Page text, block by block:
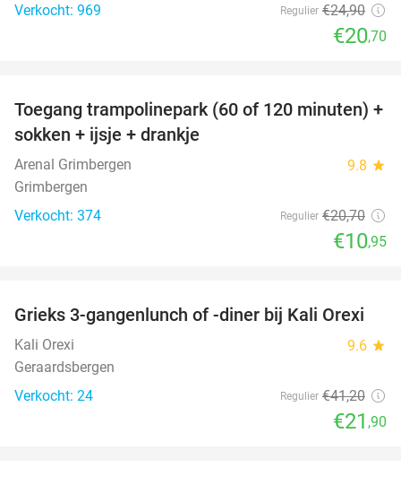
Verkocht: 969
Regulier €24,90
€20,70
47%
Toegang trampolinepark (60 of 120 minuten) +
sokken + ijsje + drankje
Arenal Grimbergen 9.8 star
Grimbergen
Verkocht: 374
Regulier €20,70
€10,95
47%
Grieks 3-gangenlunch of -diner bij Kali Orexi
Kali Orexi 9.6 star
Geraardsbergen
Verkocht: 24
Regulier €41,20
€21 ,90